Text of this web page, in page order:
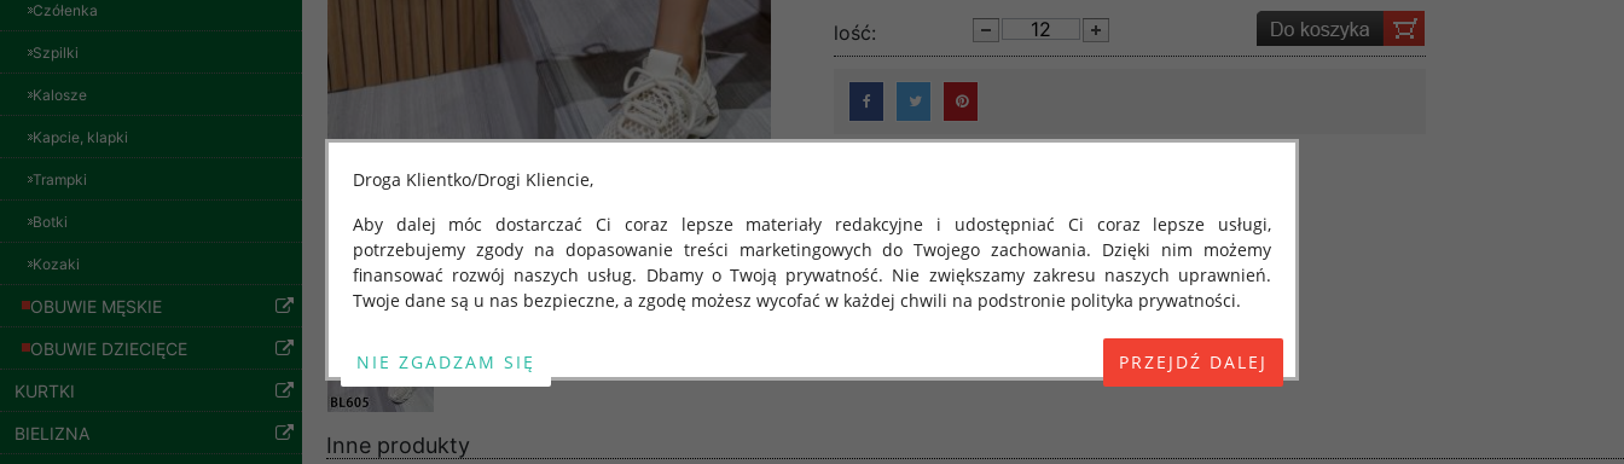
Czółenka
Szpilki
Kalosze
Kapcie, klapki
Trampki
Botki
Kozaki
OBUWIE MĘSKIE
OBUWIE DZIECIĘCE
KURTKI
BIELIZNA
Spodnie damskie
jeansy Roz 29-36, 1
Kolor Paczka 10 szt
szczegóły
lość:
Inne produkty
Droga Klientko/Drogi Kliencie,
Aby dalej móc dostarczać Ci coraz lepsze materiały redakcyjne i udostępniać Ci coraz lepsze usługi,
potrzebujemy zgody na dopasowanie treści marketingowych do Twojego zachowania. Dzięki nim możemy
finansować rozwój naszych usług. Dbamy o Twoją prywatność. Nie zwiększamy zakresu naszych uprawnień.
Twoje dane są u nas bezpieczne, a zgodę możesz wycofać w każdej chwili na podstronie polityka prywatności.
Od 25 maja 2018 roku obowiązuje Rozporządzenie Parlamentu Europejskiego i Rady (UE) 2016/679 z dnia 27
kwietnia 2016 r. w sprawie ochrony osób fizycznych w związku z przetwarzaniem danych osobowych i w sprawie
swobodnego przepływu takich danych oraz uchylenia dyrektywy 95/46/WE (określane jako "RODO", "ORODO",
przetwarzaniu Twoich danych oraz zasadach, na jakich odbywa się to po dniu 25 maja 2018 roku. Poniżej